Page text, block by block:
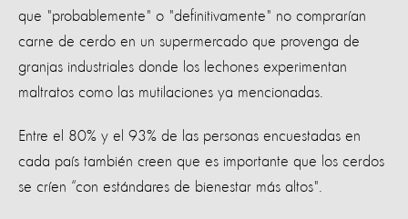
que "probablemente" o "definitivamente" no comprarían
carne de cerdo en un supermercado que provenga de
granjas industriales donde los lechones experimentan
maltratos como las mutilaciones ya mencionadas.
Entre el 80% y el 93% de las personas encuestadas en
cada país también creen que es importante que los cerdos
se críen “con estándares de bienestar más altos".